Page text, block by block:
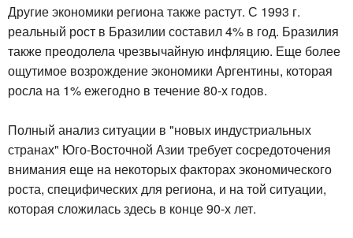
Другие экономики региона также растут. С 1993 г.
реальный рост в Бразилии составил 4% в год. Бразилия
также преодолела чрезвычайную инфляцию. Еще более
ощутимое возрождение экономики Аргентины, которая
росла на 1% ежегодно в течение 80-х годов.
Полный анализ ситуации в "новых индустриальных
странах" Юго-Восточной Азии требует сосредоточения
внимания еще на некоторых факторах экономического
роста, специфических для региона, и на той ситуации,
которая сложилась здесь в конце 90-х лет.